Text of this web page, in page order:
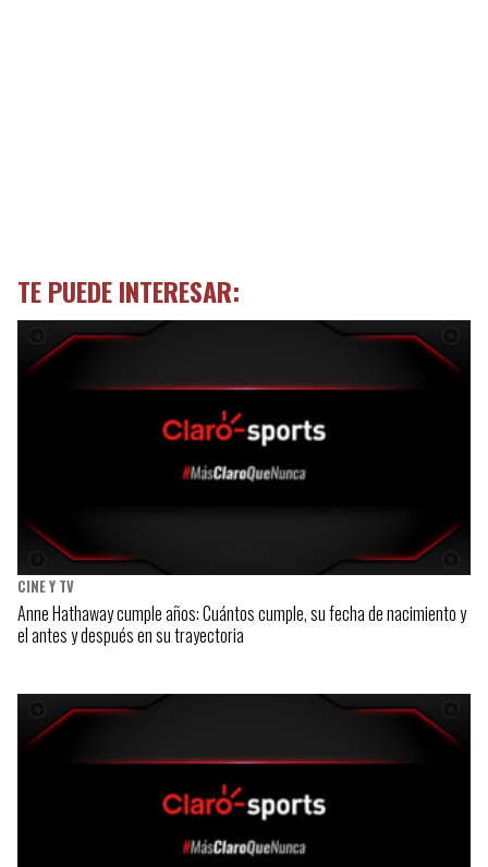
TE PUEDE INTERESAR:
CINE Y TV
Anne Hathaway cumple años: Cuántos cumple, su fecha de nacimiento y
el antes y después en su trayectoria